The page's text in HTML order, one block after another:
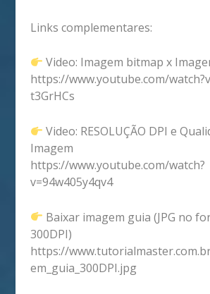
Links complementares:
Video: Imagem bitmap x
https://www.youtube.com/
t3GrHCs
Video: RESOLUÇÃO DPI e
Imagem
https://www.youtube.com/watch?
v=94w405y4qv4
Baixar imagem guia (JPG no
300DPI)
https://
em_guia_300DPI.jpg